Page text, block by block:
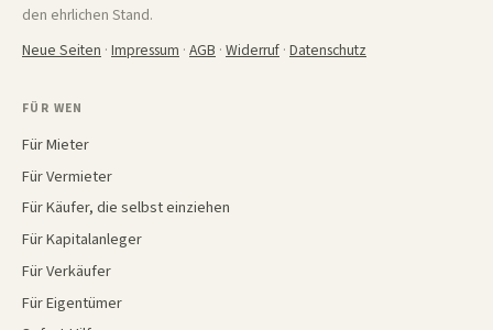
den ehrlichen Stand.
Neue Seiten · Impressum · AGB · Widerruf · Datenschutz
FÜR WEN
Für Mieter
Für Vermieter
Für Käufer, die selbst einziehen
Für Kapitalanleger
Für Verkäufer
Für Eigentümer